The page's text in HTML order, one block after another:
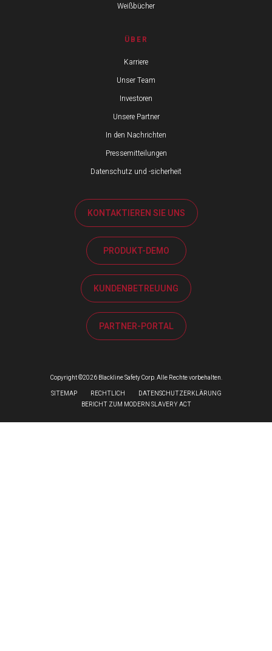
Weißbücher
ÜBER
Karriere
Unser Team
Investoren
Unsere Partner
In den Nachrichten
Pressemitteilungen
Datenschutz und -sicherheit
KONTAKTIEREN SIE UNS
PRODUKT-DEMO
KUNDENBETREUUNG
PARTNER-PORTAL
Copyright ©2026 Blackline Safety Corp. Alle Rechte vorbehalten.
SITEMAP
RECHTLICH
DATENSCHUTZERKLÄRUNG
BERICHT ZUM MODERN SLAVERY ACT